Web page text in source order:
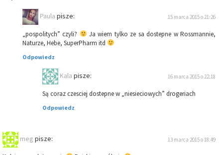
Paula pisze: 15 marca 2015 o 21:26
„pospolitych” czyli?
Ja wiem tylko ze sa dostepne w Rossmannie,
Naturze, Hebe, SuperPharm itd
Odpowiedz
Kala pisze: 16 marca 2015 o 22:18
Są coraz czesciej dostepne w „niesieciowych” drogeriach
Odpowiedz
meg pisze: 13 marca 2015 o 18:49